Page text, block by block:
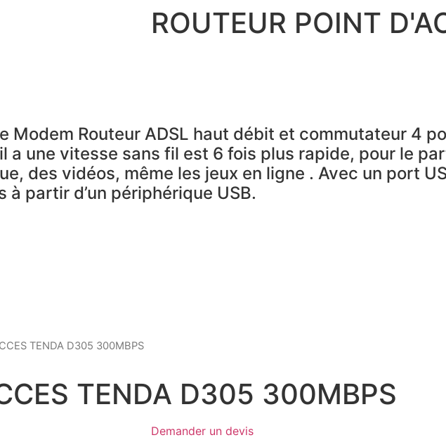
ROUTEUR POINT
Modem Routeur ADSL haut débit et commutateur 4
a une vitesse sans fil est 6 fois plus rapide, pour le
des vidéos, même les jeux en ligne . Avec un port
partir d’un périphérique USB.
TENDA D305 300MBPS
TENDA D305 300MBPS
Demander un devis